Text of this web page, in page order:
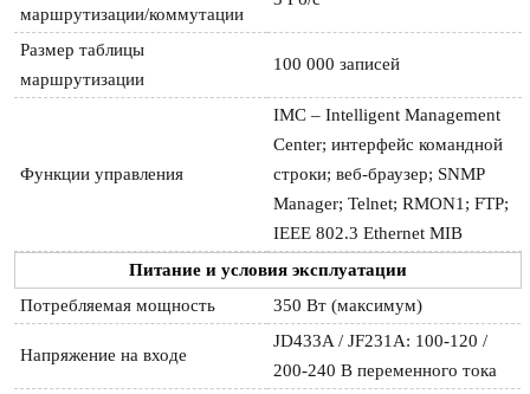
маршрутизации/коммутации
Размер таблицы
маршрутизации
100 000 записей
Функции управления
IMC – Intelligent Management
Center; интерфейс командной
строки; веб-браузер; SNMP
Manager; Telnet; RMON1; FTP;
IEEE 802.3 Ethernet MIB
Питание и условия эксплуатации
Потребляемая мощность
350 Вт (максимум)
Напряжение на входе
JD433A / JF231A: 100-120 /
200-240 В переменного тока